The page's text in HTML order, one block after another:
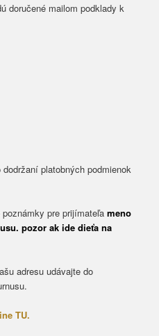
doručené mailom podklady k
platobných podmienok
poznámky pre prijímateľameno
pozor ak ide dieťa na
adresu udávajte do
TU.